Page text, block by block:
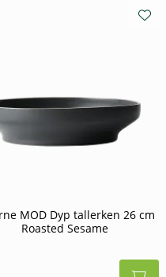
MOD Dyp tallerken 26 cm
Roasted Sesame